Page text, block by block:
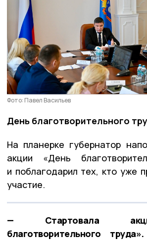
Фото: Павел Васильев
День благотворительного
На планерке губернатор
акции «День
и поблагодарил тех, кто уже
участие.
— Стартовала
благотворительного